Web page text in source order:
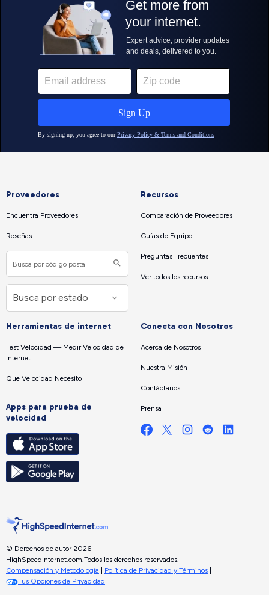
Proveedores
Encuentra Proveedores
Reseñas
Recursos
Comparación de Proveedores
Guías de Equipo
Preguntas Frecuentes
Ver todos los recursos
Herramientas de internet
Test Velocidad — Medir Velocidad de
Internet
Que Velocidad Necesito
Apps para prueba de
velocidad
Conecta con Nosotros
Acerca de Nosotros
Nuestra Misión
Contáctanos
Prensa
© Derechos de autor 2026
HighSpeedInternet.com. Todos los derechos reservados.
Compensación y Metodología
Política de Privacidad y Términos
Tus Opciones de Privacidad